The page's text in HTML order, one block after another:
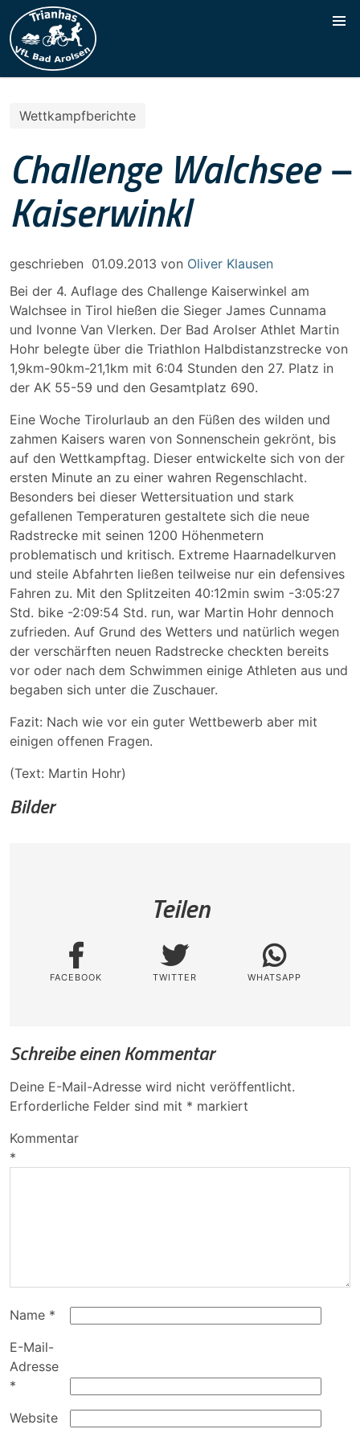
Wettkampfberichte
Challenge Walchsee –
Kaiserwinkl
geschrieben 01.09.2013 von Oliver Klausen
Bei der 4. Auflage des Challenge Kaiserwinkel am
Walchsee in Tirol hießen die Sieger James Cunnama
und Ivonne Van Vlerken. Der Bad Arolser Athlet Martin
Hohr belegte über die Triathlon Halbdistanzstrecke von
1,9km-90km-21,1km mit 6:04 Stunden den 27. Platz in
der AK 55-59 und den Gesamtplatz 690.
Eine Woche Tirolurlaub an den Füßen des wilden und
zahmen Kaisers waren von Sonnenschein gekrönt, bis
auf den Wettkampftag. Dieser entwickelte sich von der
ersten Minute an zu einer wahren Regenschlacht.
Besonders bei dieser Wettersituation und stark
gefallenen Temperaturen gestaltete sich die neue
Radstrecke mit seinen 1200 Höhenmetern
problematisch und kritisch. Extreme Haarnadelkurven
und steile Abfahrten ließen teilweise nur ein defensives
Fahren zu. Mit den Splitzeiten 40:12min swim -3:05:27
Std. bike -2:09:54 Std. run, war Martin Hohr dennoch
zufrieden. Auf Grund des Wetters und natürlich wegen
der verschärften neuen Radstrecke checkten bereits
vor oder nach dem Schwimmen einige Athleten aus und
begaben sich unter die Zuschauer.
Fazit: Nach wie vor ein guter Wettbewerb aber mit
einigen offenen Fragen.
(Text: Martin Hohr)
Bilder
Teilen
FACEBOOK TWITTER WHATSAPP
Schreibe einen Kommentar
Deine E-Mail-Adresse wird nicht veröffentlicht.
Erforderliche Felder sind mit * markiert
Kommentar
*
Name *
E-Mail-
Adresse
*
Website